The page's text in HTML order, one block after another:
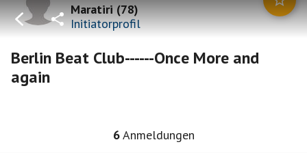
Maratiri(78)
Initiatorprofil
Berlin Beat Club------Once More and
again
6Anmeldungen